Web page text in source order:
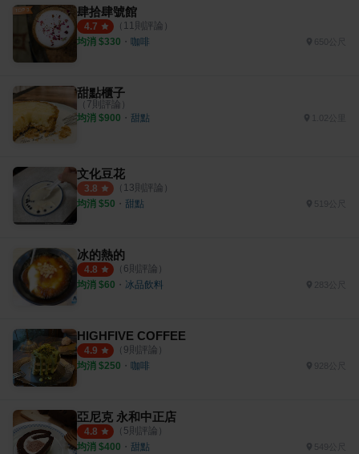
肆拾肆號館
4.7 （ 11 則評論）
均消 $330 ・ 咖啡 650公尺
甜點櫃子
（ 7則評論）
均消 $900 ・ 甜點
文化豆花
3.8 （ 13則評論）
均消 $50 ・ 甜點 519公尺
冰的熱的
4.8 （ 6則評論）
均消 $60 ・ 冰品飲料
HIGHFIVE COFFEE
4.9 （ 9則評論）
均消 $250 ・ 咖啡
亞尼克 永和中正店
4.8 （ 5則評論）
均消 $400 ・ 甜點 549公尺